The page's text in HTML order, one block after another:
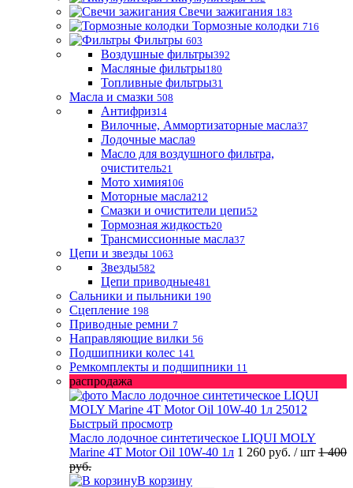
Свечи зажигания 183
Тормозные колодки 716
Фильтры 603
Воздушные фильтры392
Масляные фильтры180
Топливные фильтры31
Масла и смазки 508
Антифриз14
Вилочные, Аммортизаторные масла37
Лодочные масла9
Масло для воздушного фильтра,
очиститель21
Мото химия106
Моторные масла212
Смазки и очистители цепи52
Тормозная жидкость20
Трансмиссионные масла37
Цепи и звезды 1063
Звезды582
Цепи приводные481
Сальники и пыльники 190
Сцепление 198
Приводные ремни 7
Направляющие вилки 56
Подшипники колес 141
Ремкомплекты и подшипники 11
распродажа
Быстрый просмотр
Масло лодочное синтетическое LIQUI MOLY
Marine 4T Motor Oil 10W-40 1л 1 260 руб. / шт 1 400
руб.
В корзину